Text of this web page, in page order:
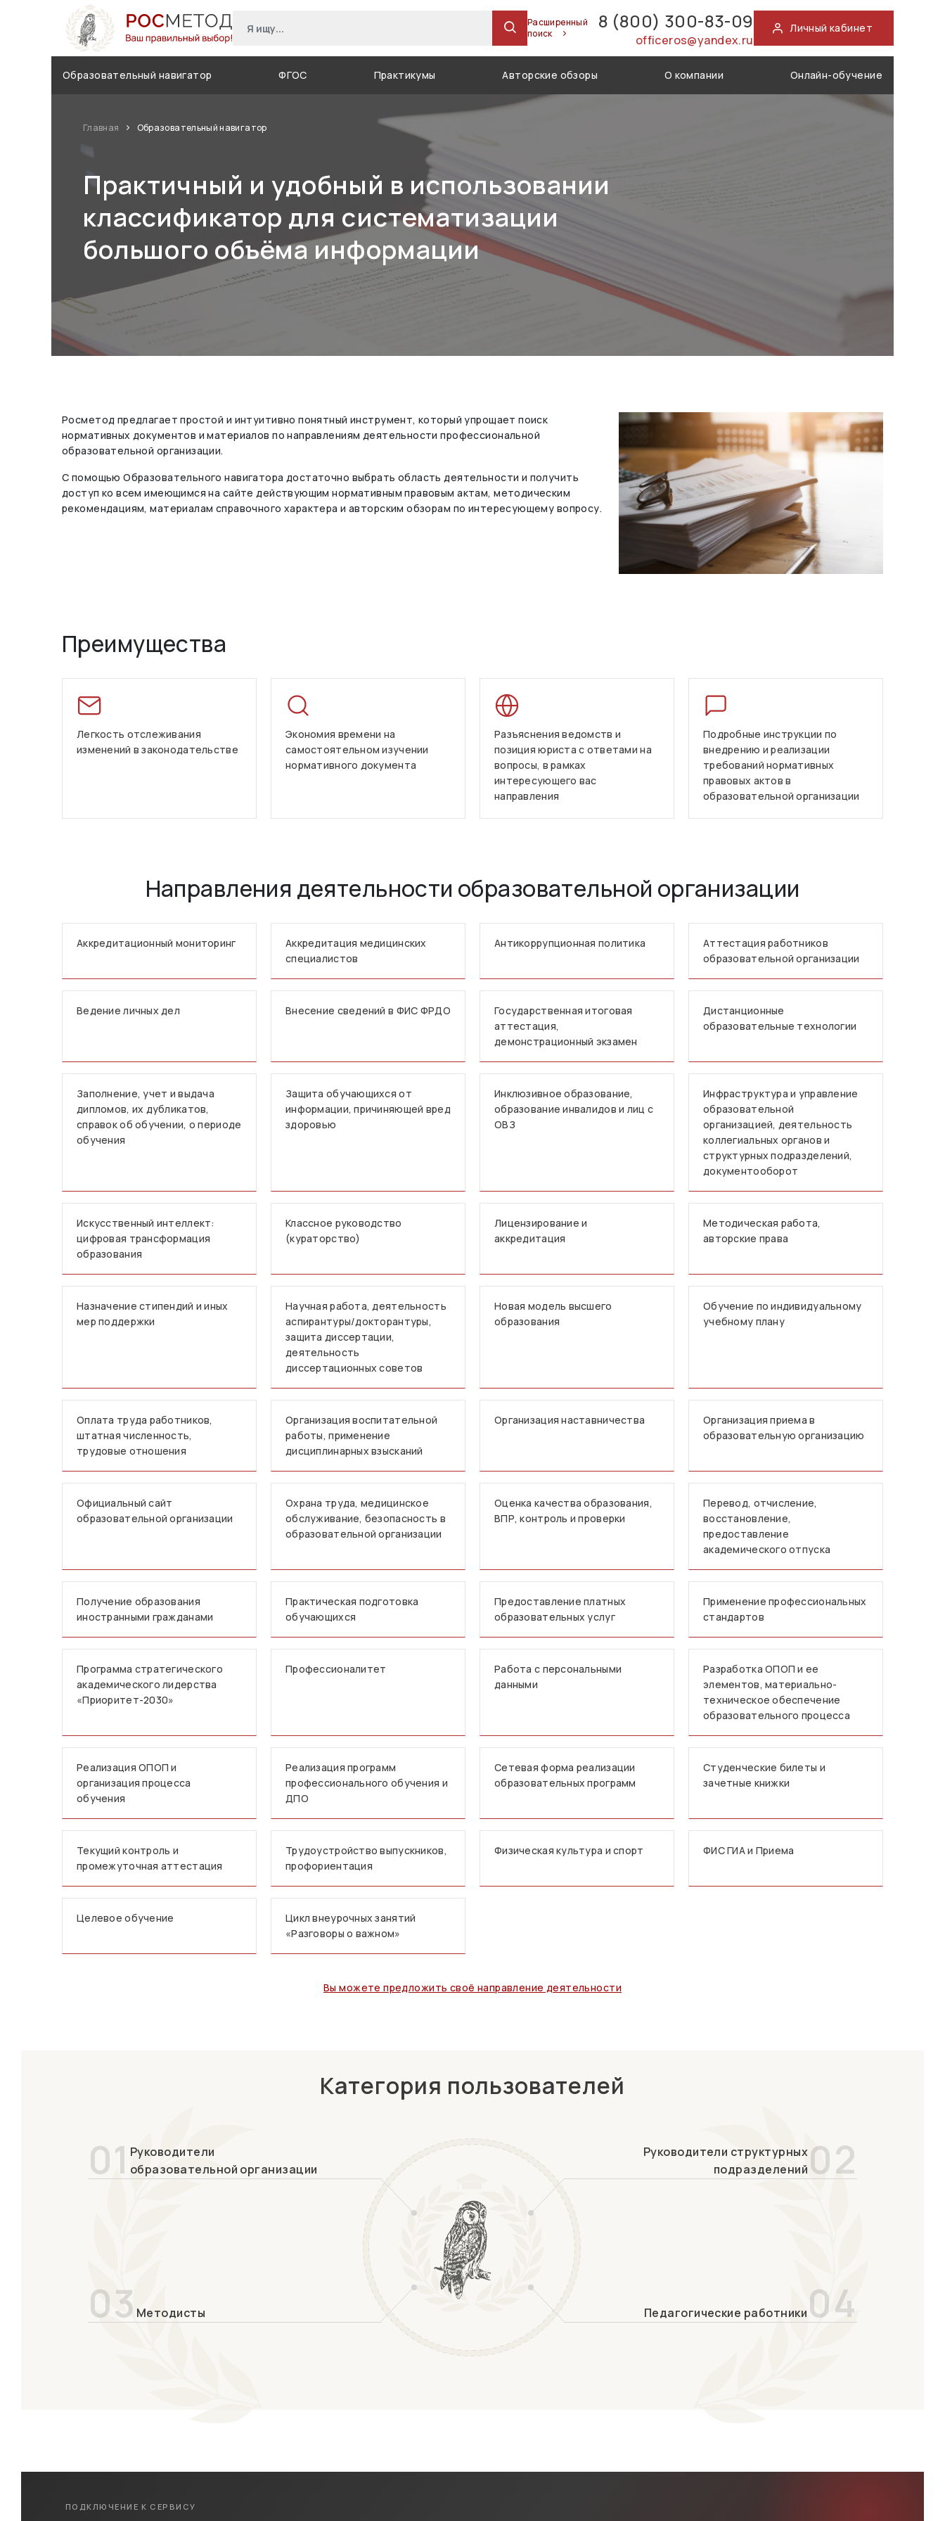
Расширенный
поиск
8 (800) 300-83-09
officeros@yandex.ru
Личный кабинет
Образовательный навигатор ФГОС Практикумы Авторские обзоры О компании Онлайн-обучение
Главная Образовательный навигатор
Практичный и удобный в использовании
классификатор для систематизации
большого объёма информации
Росметод предлагает простой и интуитивно понятный инструмент, который упрощает поиск
нормативных документов и материалов по направлениям деятельности профессиональной
образовательной организации.
С помощью Образовательного навигатора достаточно выбрать область деятельности и получить
доступ ко всем имеющимся на сайте действующим нормативным правовым актам, методическим
рекомендациям, материалам справочного характера и авторским обзорам по интересующему вопросу.
Преимущества
Легкость отслеживания
изменений в законодательстве
Экономия времени на
самостоятельном изучении
нормативного документа
Разъяснения ведомств и
позиция юриста с ответами на
вопросы, в рамках
интересующего вас
направления
Подробные инструкции по
внедрению и реализации
требований нормативных
правовых актов в
образовательной организации
Направления деятельности образовательной организации
Аккредитационный мониторинг
Аккредитация медицинских
специалистов
Антикоррупционная политика
Аттестация работников
образовательной организации
Ведение личных дел Внесение сведений в ФИС ФРДО
Государственная итоговая
аттестация,
демонстрационный экзамен
Дистанционные
образовательные технологии
Заполнение, учет и выдача
дипломов, их дубликатов,
справок об обучении, о периоде
обучения
Защита обучающихся от
информации, причиняющей вред
здоровью
Инклюзивное образование,
образование инвалидов и лиц с
ОВЗ
Инфраструктура и управление
образовательной
организацией, деятельность
коллегиальных органов и
структурных подразделений,
документооборот
Искусственный интеллект:
цифровая трансформация
образования
Классное руководство
(кураторство)
Лицензирование и
аккредитация
Методическая работа,
авторские права
Назначение стипендий и иных
мер поддержки
Научная работа, деятельность
аспирантуры/докторантуры,
защита диссертации,
деятельность
диссертационных советов
Новая модель высшего
образования
Обучение по индивидуальному
учебному плану
Оплата труда работников,
штатная численность,
трудовые отношения
Организация воспитательной
работы, применение
дисциплинарных взысканий
Организация наставничества
Организация приема в
образовательную организацию
Официальный сайт
образовательной организации
Охрана труда, медицинское
обслуживание, безопасность в
образовательной организации
Оценка качества образования,
ВПР, контроль и проверки
Перевод, отчисление,
восстановление,
предоставление
академического отпуска
Получение образования
иностранными гражданами
Практическая подготовка
обучающихся
Предоставление платных
образовательных услуг
Применение профессиональных
стандартов
Программа стратегического
академического лидерства
«Приоритет-2030»
Профессионалитет
Работа с персональными
данными
Разработка ОПОП и ее
элементов, материально-
техническое обеспечение
образовательного процесса
Реализация ОПОП и
организация процесса
обучения
Реализация программ
профессионального обучения и
ДПО
Сетевая форма реализации
образовательных программ
Студенческие билеты и
зачетные книжки
Текущий контроль и
промежуточная аттестация
Трудоустройство выпускников,
профориентация
Физическая культура и спорт ФИС ГИА и Приема
Целевое обучение
Цикл внеурочных занятий
«Разговоры о важном»
Вы можете предложить своё направление деятельности
Категория пользователей
01 Руководители
образовательной организации
Руководители структурных
подразделений 02
03 Методисты Педагогические работники 04
ПОДКЛЮЧЕНИЕ К СЕРВИСУ